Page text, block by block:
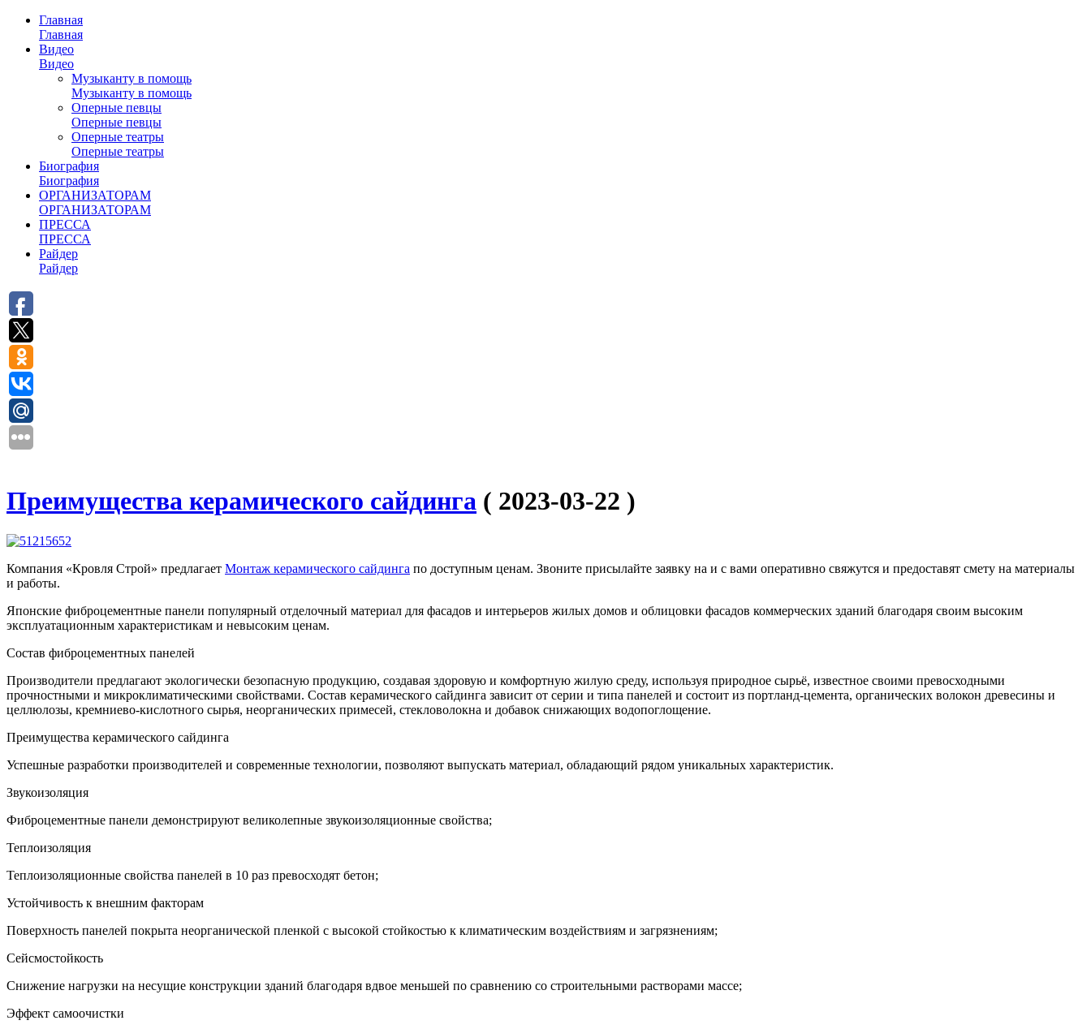
Главная
Главная
Видео
Видео
Музыканту в помощь
Музыканту в помощь
Оперные певцы
Оперные певцы
Оперные театры
Оперные театры
Биография
Биография
ОРГАНИЗАТОРАМ
ОРГАНИЗАТОРАМ
ПРЕССА
ПРЕССА
Райдер
Райдер
Преимущества керамического сайдинга ( 2023-03-22 )
Компания «Кровля Строй» предлагает Монтаж керамического сайдинга по доступным ценам. Звоните присылайте заявку на и с вами оперативно свяжутся и предоставят смету на материалы
и работы.
Японские фиброцементные панели популярный отделочный материал для фасадов и интерьеров жилых домов и облицовки фасадов коммерческих зданий благодаря своим высоким
эксплуатационным характеристикам и невысоким ценам.
Состав фиброцементных панелей
Производители предлагают экологически безопасную продукцию, создавая здоровую и комфортную жилую среду, используя природное сырьё, известное своими превосходными
прочностными и микроклиматическими свойствами. Состав керамического сайдинга зависит от серии и типа панелей и состоит из портланд-цемента, органических волокон древесины и
целлюлозы, кремниево-кислотного сырья, неорганических примесей, стекловолокна и добавок снижающих водопоглощение.
Преимущества керамического сайдинга
Успешные разработки производителей и современные технологии, позволяют выпускать материал, обладающий рядом уникальных характеристик.
Звукоизоляция
Фиброцементные панели демонстрируют великолепные звукоизоляционные свойства;
Теплоизоляция
Теплоизоляционные свойства панелей в 10 раз превосходят бетон;
Устойчивость к внешним факторам
Поверхность панелей покрыта неорганической пленкой с высокой стойкостью к климатическим воздействиям и загрязнениям;
Сейсмостойкость
Снижение нагрузки на несущие конструкции зданий благодаря вдвое меньшей по сравнению со строительными растворами массе;
Эффект самоочистки